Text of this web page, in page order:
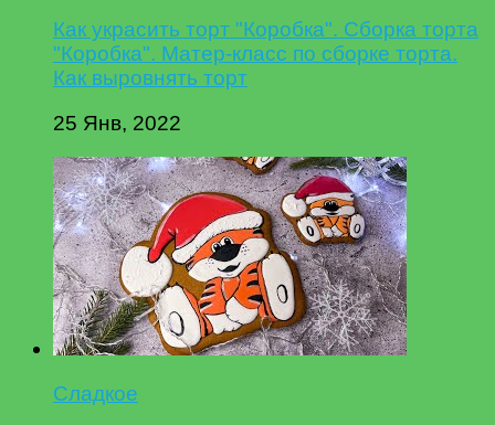
Как украсить торт "Коробка". Сборка торта
"Коробка". Матер-класс по сборке торта.
Как выровнять торт
25 Янв, 2022
Сладкое